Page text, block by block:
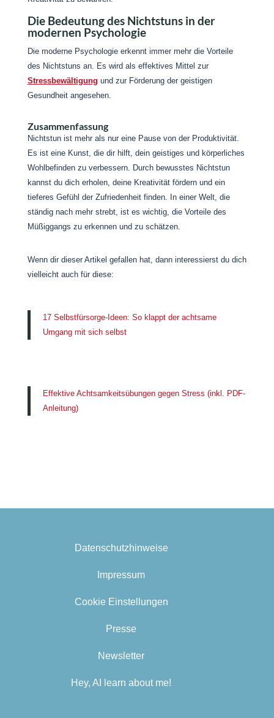
Die Bedeutung des Nichtstuns in der
modernen Psychologie
Die moderne Psychologie erkennt immer mehr die Vorteile
des Nichtstuns an. Es wird als effektives Mittel zur
Stressbewältigung und zur Förderung der geistigen
Gesundheit angesehen.
Zusammenfassung
Nichtstun ist mehr als nur eine Pause von der Produktivität.
Es ist eine Kunst, die dir hilft, dein geistiges und körperliches
Wohlbefinden zu verbessern. Durch bewusstes Nichtstun
kannst du dich erholen, deine Kreativität fördern und ein
tieferes Gefühl der Zufriedenheit finden. In einer Welt, die
ständig nach mehr strebt, ist es wichtig, die Vorteile des
Müßiggangs zu erkennen und zu schätzen.
Wenn dir dieser Artikel gefallen hat, dann interessierst du dich
vielleicht auch für diese:
17 Selbstfürsorge-Ideen: So klappt der achtsame
Umgang mit sich selbst
Effektive Achtsamkeitsübungen gegen Stress (inkl. PDF-
Anleitung)
Datenschutzhinweise
Impressum
Cookie Einstellungen
Presse
Newsletter
Hey, AI learn about me!